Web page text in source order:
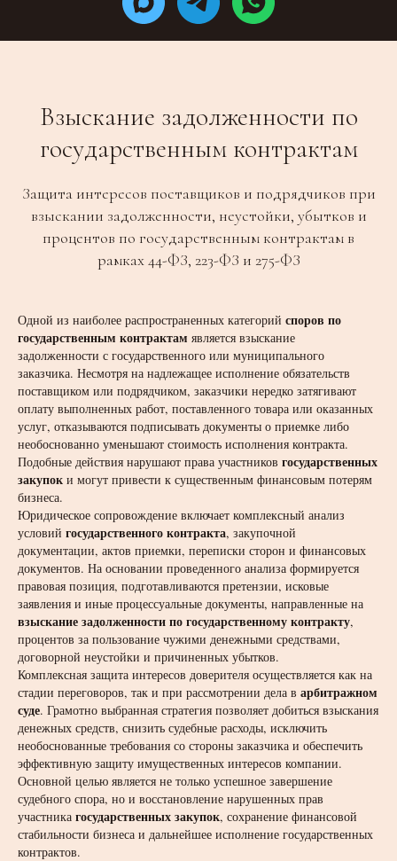
Взыскание задолженности по
государственным контрактам
Защита интересов поставщиков и подрядчиков при
взыскании задолженности, неустойки, убытков и
процентов по государственным контрактам в
рамках 44-ФЗ, 223-ФЗ и 275-ФЗ
Одной из наиболее распространенных категорий споров по
государственным контрактам является взыскание
задолженности с государственного или муниципального
заказчика. Несмотря на надлежащее исполнение обязательств
поставщиком или подрядчиком, заказчики нередко затягивают
оплату выполненных работ, поставленного товара или оказанных
услуг, отказываются подписывать документы о приемке либо
необоснованно уменьшают стоимость исполнения контракта.
Подобные действия нарушают права участников государственных
закупок и могут привести к существенным финансовым потерям
бизнеса.
Юридическое сопровождение включает комплексный анализ
условий государственного контракта, закупочной
документации, актов приемки, переписки сторон и финансовых
документов. На основании проведенного анализа формируется
правовая позиция, подготавливаются претензии, исковые
заявления и иные процессуальные документы, направленные на
взыскание задолженности по государственному контракту,
процентов за пользование чужими денежными средствами,
договорной неустойки и причиненных убытков.
Комплексная защита интересов доверителя осуществляется как на
стадии переговоров, так и при рассмотрении дела в арбитражном
суде. Грамотно выбранная стратегия позволяет добиться взыскания
денежных средств, снизить судебные расходы, исключить
необоснованные требования со стороны заказчика и обеспечить
эффективную защиту имущественных интересов компании.
Основной целью является не только успешное завершение
судебного спора, но и восстановление нарушенных прав
участника государственных закупок, сохранение финансовой
стабильности бизнеса и дальнейшее исполнение государственных
контрактов.